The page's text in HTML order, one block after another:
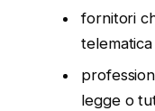
fornitori
legge o